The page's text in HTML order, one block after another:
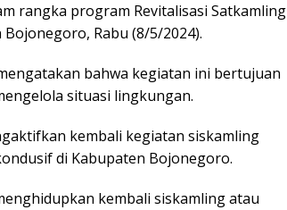
rangka program Revitalisasi Satkamling
Rabu (8/5/2024).
bahwa kegiatan ini bertujuan
situasi lingkungan.
kembali kegiatan siskamling
di Kabupaten Bojonegoro.
kembali siskamling atau